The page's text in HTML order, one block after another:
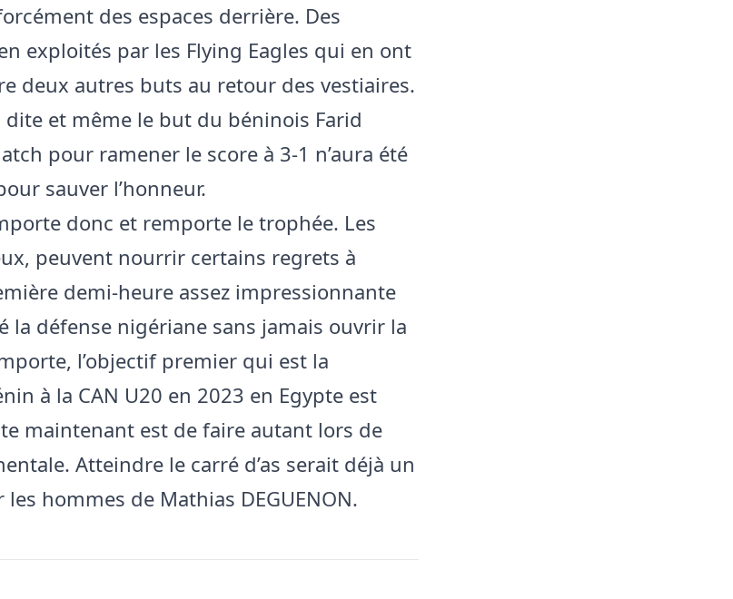
des espaces derrière. Des
exploités par les Flying Eagles qui en ont
deux autres buts au retour des vestiaires.
dite et même le but du béninois Farid
pour ramener le score à 3-1 n’aura été
sauver l’honneur.
donc et remporte le trophée. Les
peuvent nourrir certains regrets à
demi-heure assez impressionnante
la défense nigériane sans jamais ouvrir la
l’objectif premier qui est la
à la CAN U20 en 2023 en Egypte est
maintenant est de faire autant lors de
Atteindre le carré d’as serait déjà un
hommes de Mathias DEGUENON.